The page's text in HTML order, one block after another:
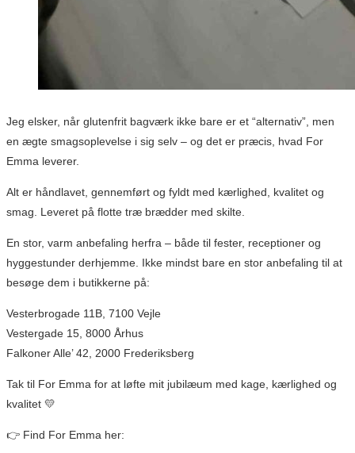
Jeg elsker, når glutenfrit bagværk ikke bare er et “alternativ”, men
en ægte smagsoplevelse i sig selv – og det er præcis, hvad For
Emma leverer.
Alt er håndlavet, gennemført og fyldt med kærlighed, kvalitet og
smag. Leveret på flotte træ brædder med skilte.
En stor, varm anbefaling herfra – både til fester, receptioner og
hyggestunder derhjemme. Ikke mindst bare en stor anbefaling til at
besøge dem i butikkerne på:
Vesterbrogade 11B, 7100 Vejle
Vestergade 15, 8000 Århus
Falkoner Alle’ 42, 2000 Frederiksberg
Tak til For Emma for at løfte mit jubilæum med kage, kærlighed og
kvalitet 💛
👉 Find For Emma her: